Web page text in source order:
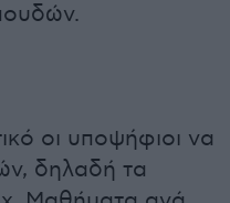
οι υποψήφιοι να
δηλαδή τα